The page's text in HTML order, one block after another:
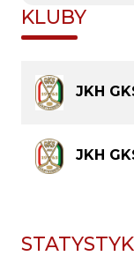
KLUBY
JKH
JKH